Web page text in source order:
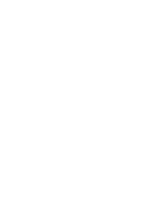
Balandžio 22 d.
tinklo